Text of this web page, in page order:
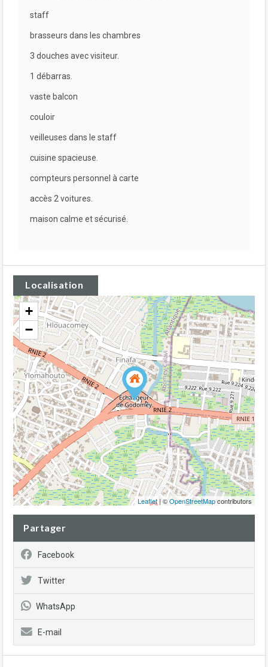
staff
brasseurs dans les chambres
3 douches avec visiteur.
1 débarras.
vaste balcon
couloir
veilleuses dans le staff
cuisine spacieuse.
compteurs personnel à carte
accès 2 voitures.
maison calme et sécurisé.
Localisation
+
−
Leaflet| ©OpenStreetMapcontributors
Partager
Facebook
Twitter
WhatsApp
E-mail